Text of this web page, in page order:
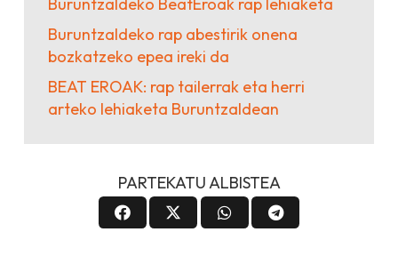
Buruntzaldeko BeatEroak rap lehiaketa
Buruntzaldeko rap abestirik onena
bozkatzeko epea ireki da
BEAT EROAK: rap tailerrak eta herri
arteko lehiaketa Buruntzaldean
PARTEKATU ALBISTEA